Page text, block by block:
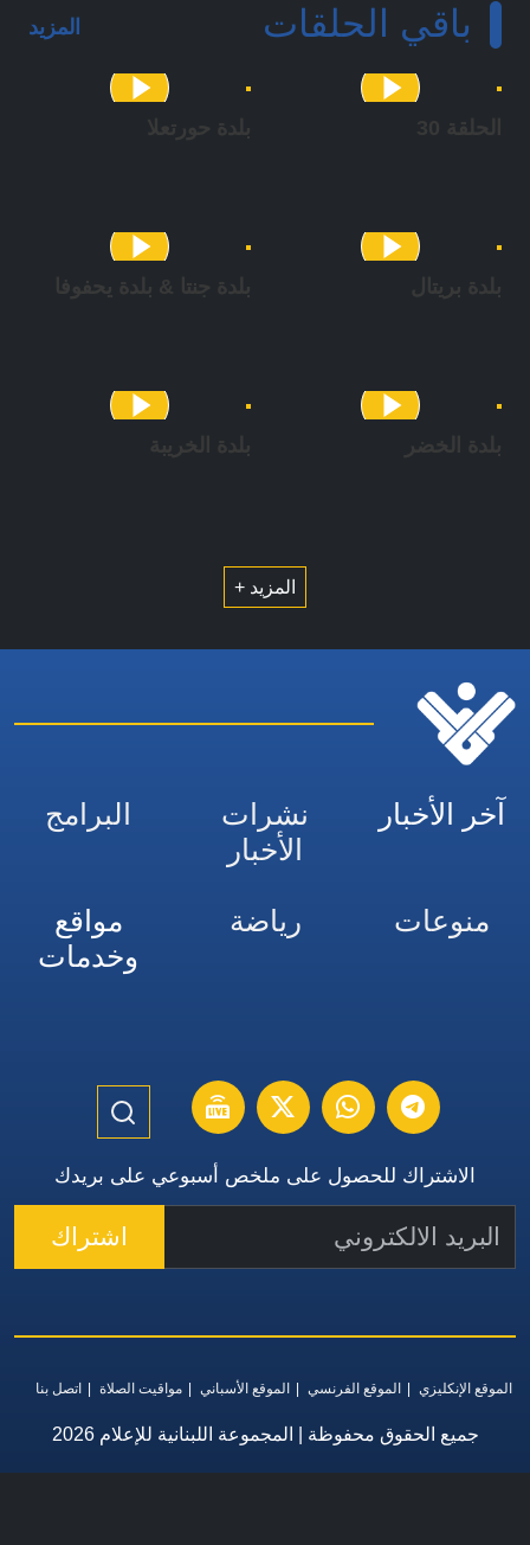
مريم فاضلباقي الحلقات المزيد
الحلقة 30 بلدة حورتعلا
بلدة بريتال بلدة جنتا & بلدة يحفوفا
بلدة الخضر بلدة الخريبة
المزيد +
آخر الأخبار
نشرات
الأخبار
البرامج
منوعات رياضة
مواقع
وخدمات
الاشتراك للحصول على ملخص أسبوعي على بريدك
اشتراك
الموقع الإنكليزي الموقع الفرنسي الموقع الأسباني مواقيت الصلاة اتصل بنا
جميع الحقوق محفوظة | المجموعة اللبنانية للإعلام 2026